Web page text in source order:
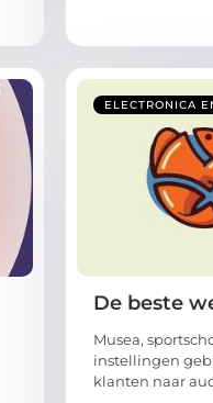
ELECTRONICA
De beste
Musea,
instellingen
klanten naar